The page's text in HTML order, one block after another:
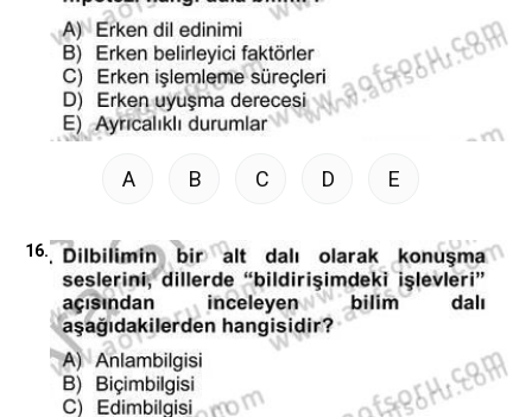
A B C D E
16.